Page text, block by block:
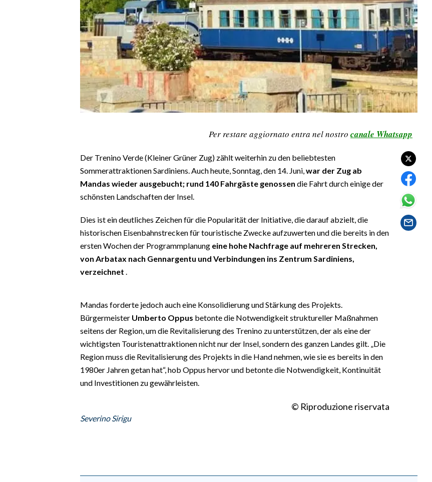
Per restare aggiornato entra nel nostro canale Whatsapp
Der Trenino Verde (Kleiner Grüner Zug) zählt weiterhin zu den beliebtesten
Sommerattraktionen Sardiniens. Auch heute, Sonntag, den 14. Juni,war der Zug ab
Mandas wieder ausgebucht; rund 140 Fahrgäste genossen die Fahrt durch einige der
schönsten Landschaften der Insel.
Dies ist ein deutliches Zeichen für die Popularität der Initiative, die darauf abzielt, die
historischen Eisenbahnstrecken für touristische Zwecke aufzuwerten und die bereits in den
ersten Wochen der Programmplanung eine hohe Nachfrage auf mehreren Strecken,
von Arbatax nach Gennargentu und Verbindungen ins Zentrum Sardiniens,
verzeichnet .
Mandas forderte jedoch auch eine Konsolidierung und Stärkung des Projekts.
Bürgermeister Umberto Oppus betonte die Notwendigkeit struktureller Maßnahmen
seitens der Region, um die Revitalisierung des Trenino zu unterstützen, der als eine der
wichtigsten Touristenattraktionen nicht nur der Insel, sondern des ganzen Landes gilt. „Die
Region muss die Revitalisierung des Projekts in die Hand nehmen, wie sie es bereits in den
1980er Jahren getan hat“, hob Oppus hervor und betonte die Notwendigkeit, Kontinuität
und Investitionen zu gewährleisten.
© Riproduzione riservata
Severino Sirigu